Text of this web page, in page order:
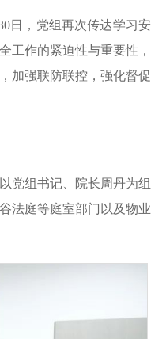
日，党组再次传达学习安
工作的紧迫性与重要性，
加强联防联控，强化督促
党组书记、院长周丹为组
法庭等庭室部门以及物业